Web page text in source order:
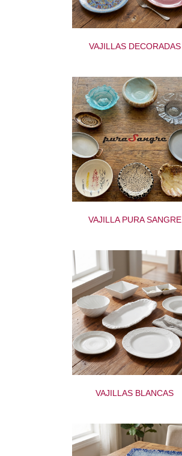
VAJILLAS DECORADAS
VAJILLA PURA SANGRE
VAJILLAS BLANCAS